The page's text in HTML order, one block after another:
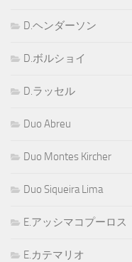
D.ヘンダーソン
D.ボルショイ
D.ラッセル
Duo Abreu
Duo Montes Kircher
Duo Siqueira Lima
E.アッシマコプーロス
E.カテマリオ